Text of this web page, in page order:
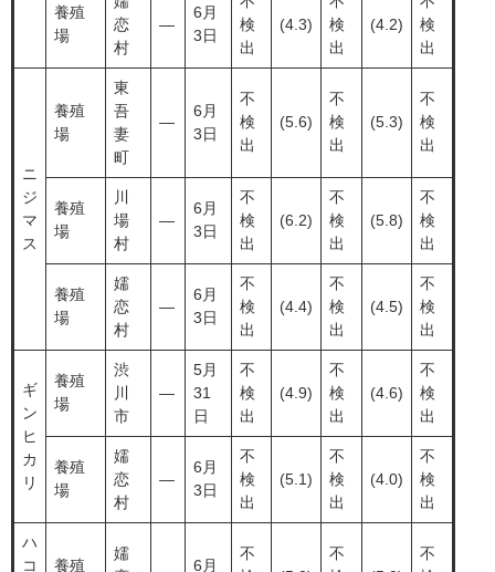
養殖
場
恋
村
―
6月
3日
検
出
(4.3)
検
出
(4.2)
検
出
ニ
ジ
マ
ス
養殖
場
東
吾
妻
町
―
6月
3日
不
検
出
(5.6)
不
検
出
(5.3)
不
検
出
養殖
場
川
場
村
―
6月
3日
不
検
出
(6.2)
不
検
出
(5.8)
不
検
出
養殖
場
嬬
恋
村
―
6月
3日
不
検
出
(4.4)
不
検
出
(4.5)
不
検
出
ギ
ン
ヒ
カ
リ
養殖
場
渋
川
市
―
5月
31
日
不
検
出
(4.9)
不
検
出
(4.6)
不
検
出
養殖
場
嬬
恋
村
―
6月
3日
不
検
出
(5.1)
不
検
出
(4.0)
不
検
出
ハ
コ
養殖
嬬
6月
不
不
不